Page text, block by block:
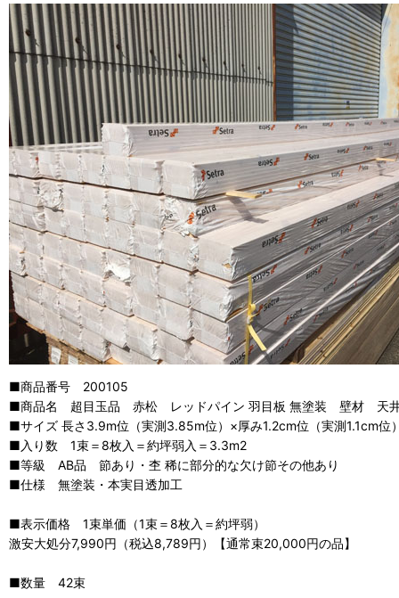
■商品番号 200105
■商品名 超目玉品 赤松 レッドパイン 羽目板 無塗装 壁材
■サイズ 長さ3.9m位（実測3.85m位）×厚み1.2cm位（実測1.1cm位
■入り数 1束＝8枚入＝約坪弱入＝3.3m2
■等級 AB品 節あり・杢 稀に部分的な欠け節その他あり
■仕様 無塗装・本実目透加工
■表示価格 1束単価（1束＝8枚入＝約坪弱）
激安大処分7,990円（税込8,789円）【通常束20,000円の品】
■数量 42束